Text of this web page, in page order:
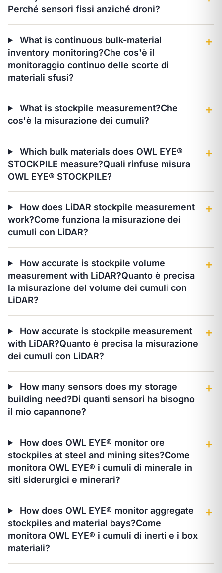
Perché sensori fissi anziché droni?
What is continuous bulk-material
inventory monitoring?Che cos'è il
monitoraggio continuo delle scorte di
materiali sfusi?
＋
What is stockpile measurement?Che
cos'è la misurazione dei cumuli?
＋
Which bulk materials does OWL EYE®
STOCKPILE measure?Quali rinfuse misura
OWL EYE® STOCKPILE?
＋
How does LiDAR stockpile measurement
work?Come funziona la misurazione dei
cumuli con LiDAR?
＋
How accurate is stockpile volume
measurement with LiDAR?Quanto è precisa
la misurazione del volume dei cumuli con
LiDAR?
＋
How accurate is stockpile measurement
with LiDAR?Quanto è precisa la misurazione
dei cumuli con LiDAR?
＋
How many sensors does my storage
building need?Di quanti sensori ha bisogno
il mio capannone?
＋
How does OWL EYE® monitor ore
stockpiles at steel and mining sites?Come
monitora OWL EYE® i cumuli di minerale in
siti siderurgici e minerari?
＋
How does OWL EYE® monitor aggregate
stockpiles and material bays?Come
monitora OWL EYE® i cumuli di inerti e i box
materiali?
＋